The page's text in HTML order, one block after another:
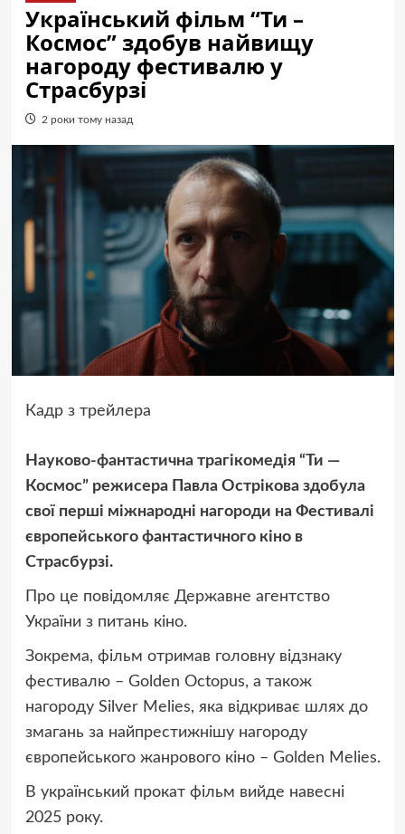
Український фільм “Ти –
Космос” здобув найвищу
нагороду фестивалю у
Страсбурзі
2 роки тому назад
Кадр з трейлера
Науково-фантастична трагікомедія “Ти —
Космос” режисера Павла Острікова здобула
свої перші міжнародні нагороди на Фестивалі
європейського фантастичного кіно в
Страсбурзі.
Про це повідомляє Державне агентство
України з питань кіно.
Зокрема, фільм отримав головну відзнаку
фестивалю – Golden Octopus, а також
нагороду Silver Melies, яка відкриває шлях до
змагань за найпрестижнішу нагороду
європейського жанрового кіно – Golden Melies.
В український прокат фільм вийде навесні
2025 року.